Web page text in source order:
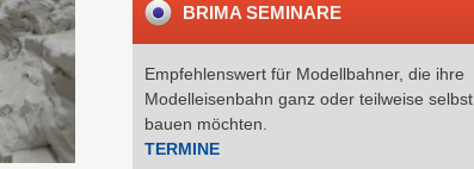
BRIMA SEMINARE
Empfehlenswert für Modellbahner, die ihre
Modelleisenbahn ganz oder teilweise selbst
bauen möchten.
TERMINE